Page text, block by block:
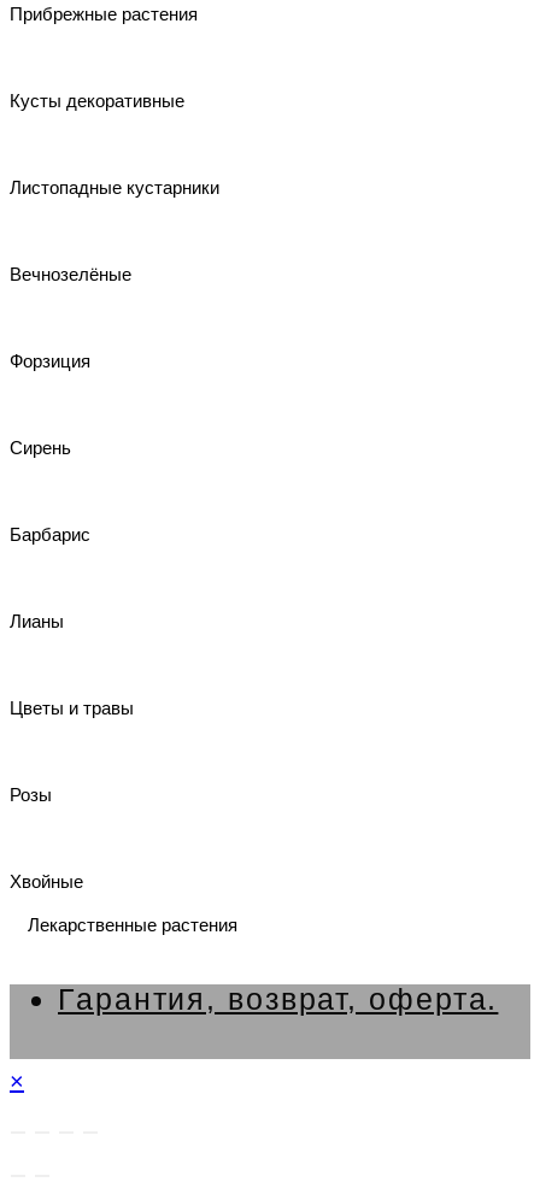
Прибрежные растения
Кусты декоративные
Листопадные кустарники
Вечнозелёные
Форзиция
Сирень
Барбарис
Лианы
Цветы и травы
Розы
Хвойные
Лекарственные растения
Гарантия, возврат, оферта.
×